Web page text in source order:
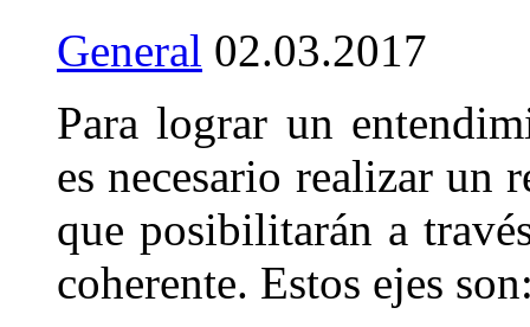
General 02.03.2017
Para lograr un
es necesario realizar un
que posibilitarán a
coherente. Estos ejes